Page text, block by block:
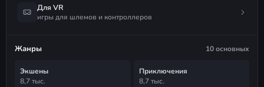
Для VR
игры для шлемов и контроллеров
Жанры 10 основных
Экшены
8,7 тыс.
Приключения
8,7 тыс.